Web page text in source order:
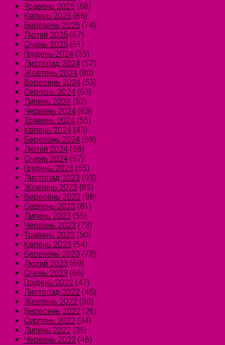
Травень 2025 (68)
Квітень 2025 (68)
Березень 2025 (74)
Лютий 2025 (67)
Січень 2025 (51)
Грудень 2024 (35)
Листопад 2024 (57)
Жовтень 2024 (80)
Вересень 2024 (53)
Серпень 2024 (53)
Липень 2024 (52)
Червень 2024 (63)
Травень 2024 (55)
Квітень 2024 (45)
Березень 2024 (59)
Лютий 2024 (58)
Січень 2024 (57)
Грудень 2023 (55)
Листопад 2023 (93)
Жовтень 2023 (85)
Вересень 2023 (98)
Серпень 2023 (81)
Липень 2023 (55)
Червень 2023 (73)
Травень 2023 (50)
Квітень 2023 (54)
Березень 2023 (73)
Лютий 2023 (69)
Січень 2023 (66)
Грудень 2022 (47)
Листопад 2022 (45)
Жовтень 2022 (30)
Вересень 2022 (26)
Серпень 2022 (34)
Липень 2022 (35)
Червень 2022 (46)